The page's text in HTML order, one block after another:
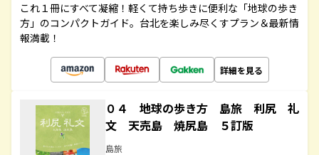
これ１冊にすべて凝縮！軽くて持ち歩きに便利な「地球の歩き
方」のコンパクトガイド。台北を楽しみ尽くすプラン＆最新情
報満載！
詳細を見る
０４ 地球の歩き方 島旅 利尻 礼
文 天売島 焼尻島 ５訂版
島旅